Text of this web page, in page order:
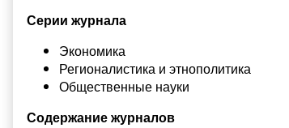
Серии журнала
Экономика
Регионалистика и этнополитика
Общественные науки
Содержание журналов